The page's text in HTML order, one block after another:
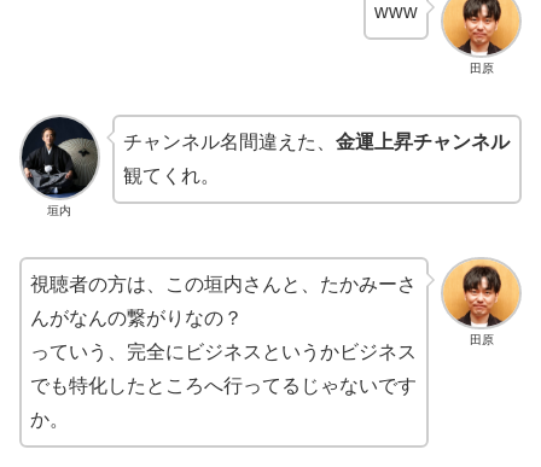
田原
www
垣内
チャンネル名間違えた、 金運上昇チャンネル
観てくれ。
田原
視聴者の方は、この垣内さんと、たかみーさ
んがなんの繋がりなの？
っていう、完全にビジネスというかビジネス
でも特化したところへ行ってるじゃないです
か。